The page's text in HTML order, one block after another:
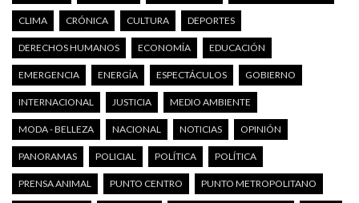
CLIMA CRÓNICA CULTURA DEPORTES
DERECHOS HUMANOS ECONOMÍA EDUCACIÓN
EMERGENCIA ENERGÍA ESPECTÁCULOS GOBIERNO
INTERNACIONAL JUSTICIA MEDIO AMBIENTE
MODA - BELLEZA NACIONAL NOTICIAS OPINIÓN
PANORAMAS POLICIAL POLÍTICA POLÍTICA
PRENSA ANIMAL PUNTO CENTRO PUNTO METROPOLITANO